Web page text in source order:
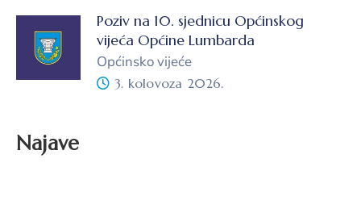
Poziv na 10. sjednicu Općinskog
vijeća Općine Lumbarda
Općinsko vijeće
3. kolovoza 2026.
Najave